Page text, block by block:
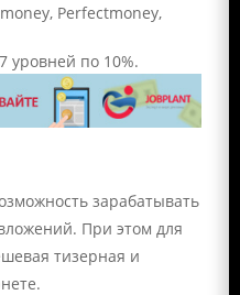
Perfectmoney,
уровней по 10%.
зарабатывать
При этом для
тизерная и